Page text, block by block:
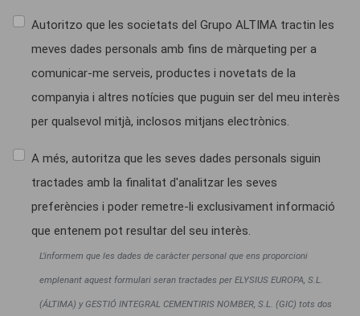
Autoritzo que les societats del Grupo ALTIMA tractin les
meves dades personals amb fins de màrqueting per a
comunicar-me serveis, productes i novetats de la
companyia i altres notícies que puguin ser del meu interès
per qualsevol mitjà, inclosos mitjans electrònics.
A més, autoritza que les seves dades personals siguin
tractades amb la finalitat d'analitzar les seves
preferències i poder remetre-li exclusivament informació
que entenem pot resultar del seu interès.
L’informem que les dades de caràcter personal que ens proporcioni
emplenant aquest formulari seran tractades per ELYSIUS EUROPA, S.L.
(ÁLTIMA) y GESTIÓ INTEGRAL CEMENTIRIS NOMBER, S.L. (GIC) tots dos